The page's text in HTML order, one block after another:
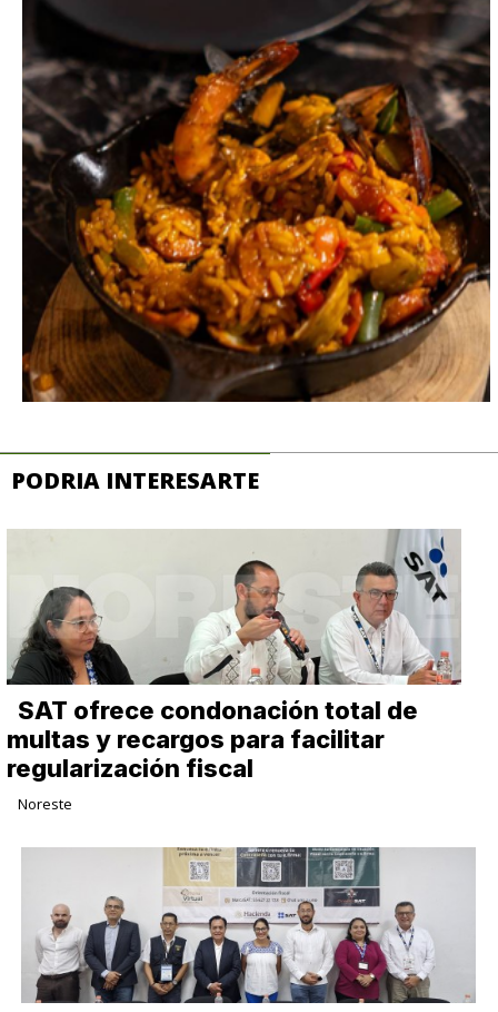
PODRIA INTERESARTE
SAT ofrece condonación total de
multas y recargos para facilitar
regularización fiscal
Noreste